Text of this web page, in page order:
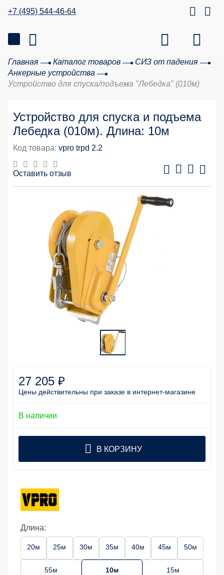
+7 (495) 544-46-64
Главная Каталог товаров
СИЗ от падения
Анкерные устройства
Устройство для спуска/подъема "Лебедка" (010м)
Устройство для спуска и подъема
Лебедка (010м). Длина: 10м
Код товара: vpro trpd 2.2
Оставить отзыв
Длина:
20м 25м 30м 35м 40м 45м 50м
55м 10м 15м
27 205 ₽
Цены действительны при заказе в интернет-магазине
В наличии
В КОРЗИНУ